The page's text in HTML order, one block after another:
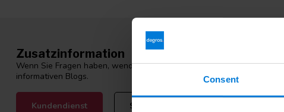
Consent
Zusatzinformation
Wenn Sie Fragen haben, wenden Sie sich bitte an unseren
informativen Blogs.
Kundendienst Sehen Sie sich unsere Blogs an